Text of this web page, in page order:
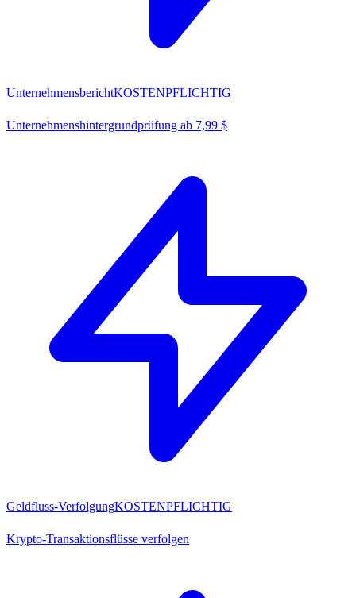
UnternehmensberichtKOSTENPFLICHTIG
Unternehmenshintergrundprüfung ab 7,99 $
Geldfluss-VerfolgungKOSTENPFLICHTIG
Krypto-Transaktionsflüsse verfolgen